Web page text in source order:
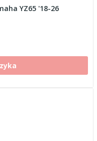
YZ65 '18-26